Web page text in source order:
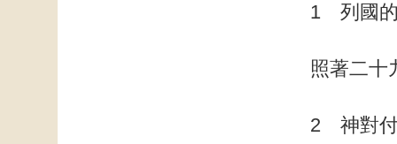
1 列國的
照著二十
2 神對